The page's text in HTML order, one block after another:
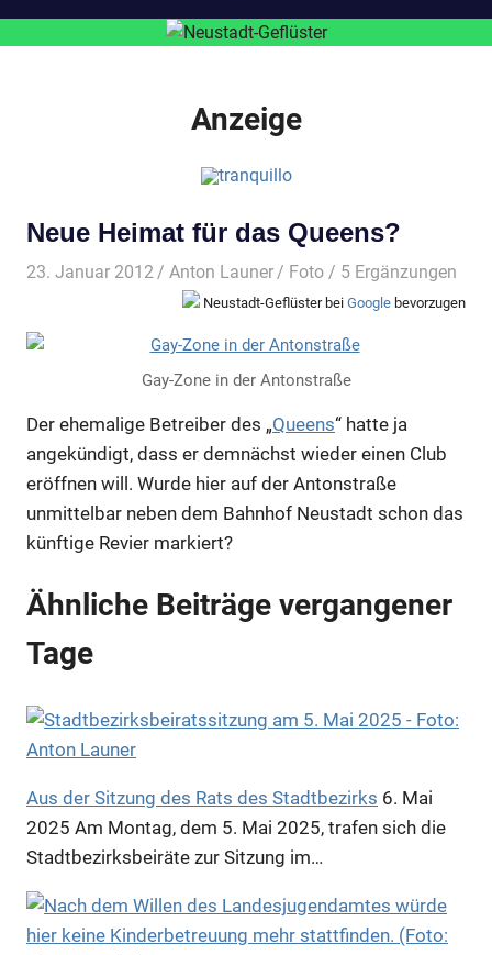
Anzeige
Neue Heimat für das Queens?
23. Januar 2012 Anton Launer Foto / 5 Ergänzungen
Neustadt-Geflüster bei Google bevorzugen
Gay-Zone in der Antonstraße
Der ehemalige Betreiber des „Queens“ hatte ja
angekündigt, dass er demnächst wieder einen Club
eröffnen will. Wurde hier auf der Antonstraße
unmittelbar neben dem Bahnhof Neustadt schon das
künftige Revier markiert?
Ähnliche Beiträge vergangener
Tage
Aus der Sitzung des Rats des Stadtbezirks 6. Mai
2025 Am Montag, dem 5. Mai 2025, trafen sich die
Stadtbezirksbeiräte zur Sitzung im…